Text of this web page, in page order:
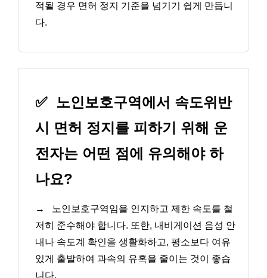
적될 경우 면허 정지 기준을 넘기기 쉽게 만듭니
다.
✅ 노인보호구역에서 속도위반
시 면허 정지를 피하기 위해 운
전자는 어떤 점에 유의해야 하
나요?
→
노인보호구역임을 인지하고 제한 속도를 철
저히 준수해야 합니다. 또한, 내비게이션 음성 안
내나 속도계 확인을 생활화하고, 평소보다 여유
있게 출발하여 과속의 유혹을 줄이는 것이 좋습
니다.